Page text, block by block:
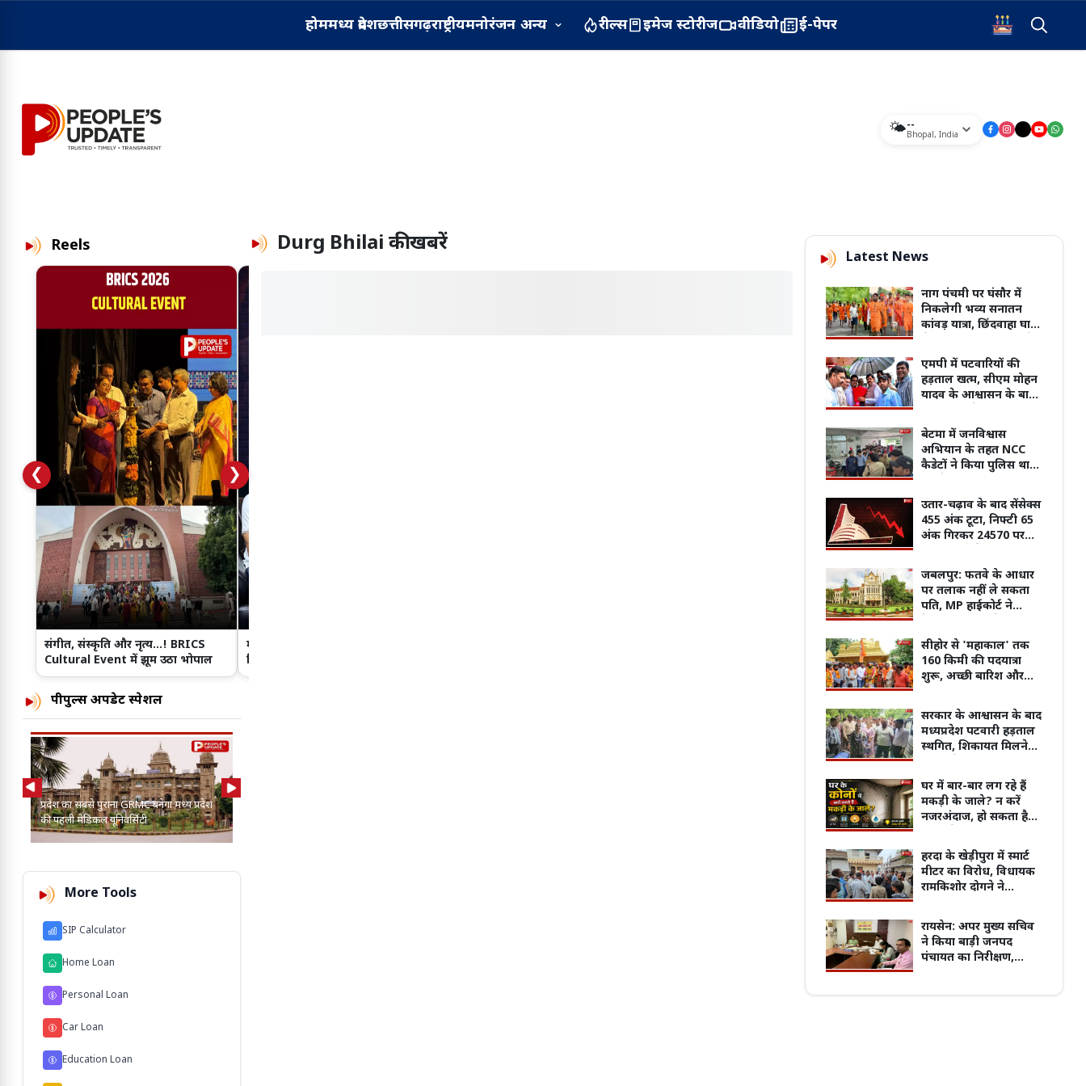
होममध्य प्रदेशछत्तीसगढ़राष्ट्रीयमनोरंजन अन्य रील्स इमेज स्टोरीज वीडियो ई-पेपर
🌤️--
Bhopal, India
Reels
संगीत, संस्कृति और नृत्य...! BRICS
Cultural Event में झूम उठा भोपाल
महाभारत में भीम का किरदार निभाने के
लिए सौरव गुर्जर ने खुद को कैसे पूरी तरह
बदला?
Mahabharata के भीम से WWE
रेसलर तक, जानिए Saurav Gurjar का
दमदार सफर
❮ ❯
पीपुल्स अपडेट स्पेशल
प्रदेश का सबसे पुराना GRMC बनेगा मध्य प्रदेश
की पहली मेडिकल यूनिवर्सिटी
15 साल पुरानी बसों के नियम पर बवाल, 7 अगस्त
से अनिश्चितकालीन हड़ताल पर जाएंगे प्राइवेट बस
प्रदेश का सबसे पुराना GRMC बनेगा मध्य प्रदेश
की पहली मेडिकल यूनिवर्सिटी
More Tools
SIP Calculator
Home Loan
Personal Loan
Car Loan
Education Loan
Durg Bhilai की खबरें
Latest News
नाग पंचमी पर घंसौर में
निकलेगी भव्य सनातन
कांवड़ यात्रा, छिंदवाहा घाट
भोले के जयकारे
एमपी में पटवारियों की
हड़ताल खत्म, सीएम मोहन
यादव के आश्वासन के बाद
बेटमा में जनविश्वास
अभियान के तहत NCC
कैडेटों ने किया पुलिस थाने
उतार-चढ़ाव के बाद सेंसेक्स
455 अंक टूटा, निफ्टी 65
अंक गिरकर 24570 पर
जबलपुर: फतवे के आधार
पर तलाक नहीं ले सकता
पति, MP हाईकोर्ट ने
सीहोर से 'महाकाल' तक
160 किमी की पदयात्रा
शुरू, अच्छी बारिश और
लेकर निकले शिवभक्त
सरकार के आश्वासन के बाद
मध्यप्रदेश पटवारी हड़ताल
स्थगित, शिकायत मिलने
जांच; लंबित भुगतान जल्द
कराने के निर्देश
घर में बार-बार लग रहे हैं
मकड़ी के जाले? न करें
नजरअंदाज, हो सकता है
है वास्तु
हरदा के खेड़ीपुरा में स्मार्ट
मीटर का विरोध, विधायक
रामकिशोर दोगने ने
रायसेन: अपर मुख्य सचिव
ने किया बाड़ी जनपद
पंचायत का निरीक्षण,